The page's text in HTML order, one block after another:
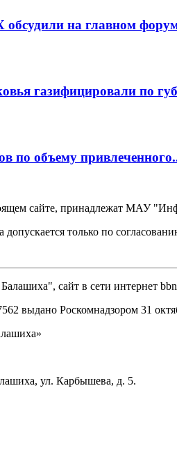
на главном
газифицировали по
по объему
сайте, принадлежат МАУ
только по
сайт в сети интернет
выдано Роскомнадзором 31
ул. Карбышева, д. 5.